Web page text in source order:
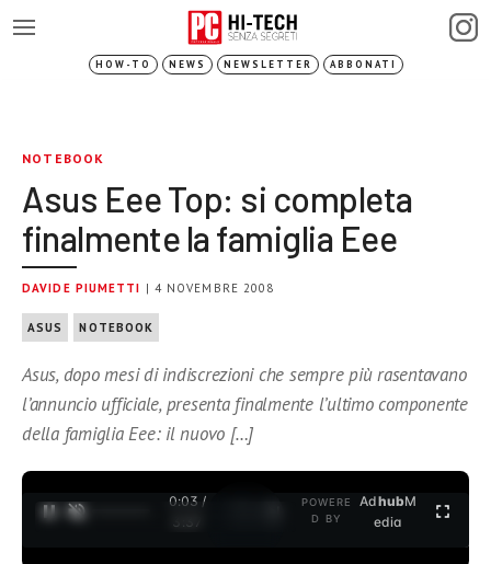
HOW-TO NEWS NEWSLETTER ABBONATI
NOTEBOOK
Asus Eee Top: si completa
finalmente la famiglia Eee
DAVIDE PIUMETTI | 4 NOVEMBRE 2008
ASUS NOTEBOOK
Asus, dopo mesi di indiscrezioni che sempre più rasentavano
l’annuncio ufficiale, presenta finalmente l’ultimo componente
della famiglia Eee: il nuovo […]
0:04 /
3:37
POWERE
D BY
AdhubM
edia